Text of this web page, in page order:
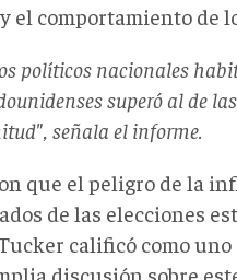
el comportamiento de
políticos nacionales
superó al de
señala el informe.
que el peligro de la
de las elecciones
calificó como uno
discusión sobre